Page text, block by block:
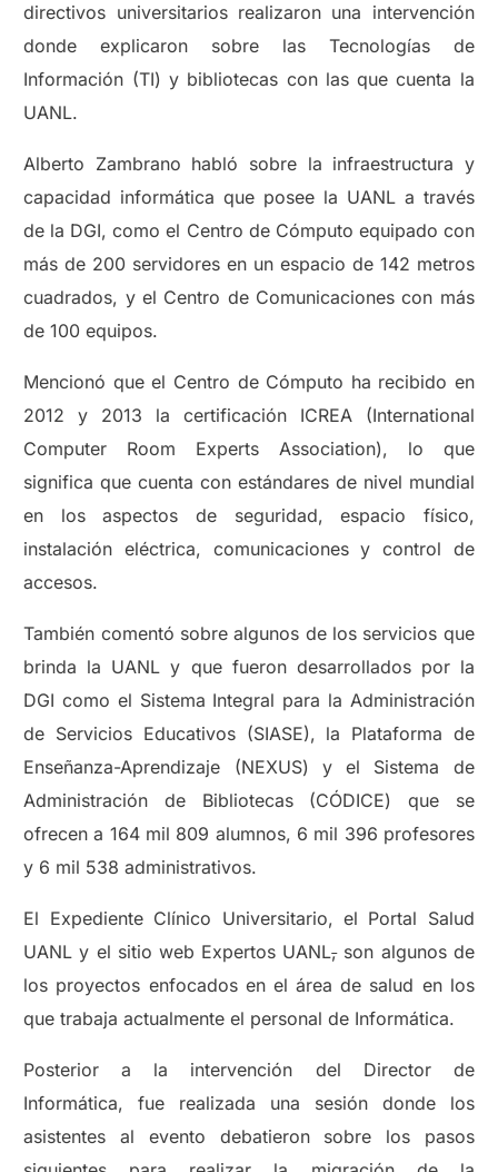
directivos universitarios realizaron una intervención
donde explicaron sobre las Tecnologías de
Información (TI) y bibliotecas con las que cuenta la
UANL.
Alberto Zambrano habló sobre la infraestructura y
capacidad informática que posee la UANL a través
de la DGI, como el Centro de Cómputo equipado con
más de 200 servidores en un espacio de 142 metros
cuadrados, y el Centro de Comunicaciones con más
de 100 equipos.
Mencionó que el Centro de Cómputo ha recibido en
2012 y 2013 la certificación ICREA (International
Computer Room Experts Association), lo que
significa que cuenta con estándares de nivel mundial
en los aspectos de seguridad, espacio físico,
instalación eléctrica, comunicaciones y control de
accesos.
También comentó sobre algunos de los servicios que
brinda la UANL y que fueron desarrollados por la
DGI como el Sistema Integral para la Administración
de Servicios Educativos (SIASE), la Plataforma de
Enseñanza-Aprendizaje (NEXUS) y el Sistema de
Administración de Bibliotecas (CÓDICE) que se
ofrecen a 164 mil 809 alumnos, 6 mil 396 profesores
y 6 mil 538 administrativos.
El Expediente Clínico Universitario, el Portal Salud
UANL y el sitio web Expertos UANL,son algunos de
los proyectos enfocados en el área de salud en los
que trabaja actualmente el personal de Informática.
Posterior a la intervención del Director de
Informática, fue realizada una sesión donde los
asistentes al evento debatieron sobre los pasos